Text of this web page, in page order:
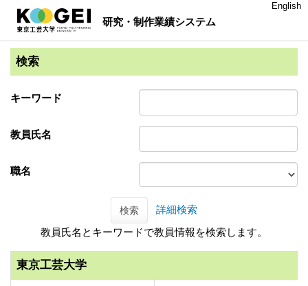
研究・制作業績システム
English
検索
キーワード
教員氏名
職名
検索
詳細検索
教員氏名とキーワードで教員情報を検索します。
東京工芸大学